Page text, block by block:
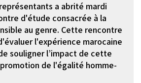
a abrité mardi
d'étude consacrée à la
au genre. Cette rencontre
l'expérience marocaine
souligner l’impact de cette
de l'égalité homme-